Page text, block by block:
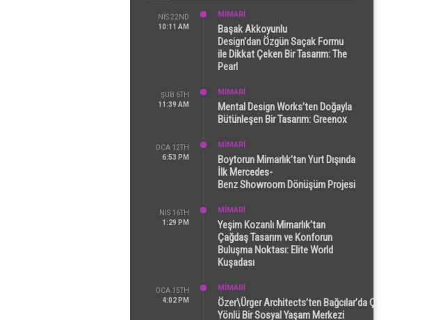
NIS 22ND
10:11 AM
MİMARİ
Başak Akkoyunlu
Design’dan Özgün Saçak Formu
ile Dikkat Çeken Bir Tasarım: The
Pearl
ŞUB 6TH
11:39 AM
MİMARİ
Mental Design Works’ten Doğayla
Bütünleşen Bir Tasarım: Greenox
OCA 12TH
6:53 PM
MİMARİ
Boytorun Mimarlık’tan Yurt Dışında
İlk Mercedes-
Benz Showroom Dönüşüm Projesi
NIS 16TH
1:29 PM
MİMARİ
Yeşim Kozanlı Mimarlık’tan
Çağdaş Tasarım ve Konforun
Buluşma Noktası: Elite World
Kuşadası
OCA 15TH
4:02 PM
MİMARİ
Özer\Ürger Architects’ten Bağcılar’da Çok
Yönlü Bir Sosyal Yaşam Merkezi